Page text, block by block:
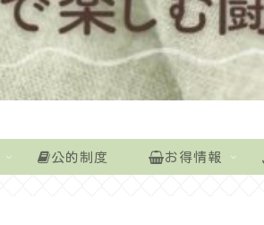
公的制度 お得情報